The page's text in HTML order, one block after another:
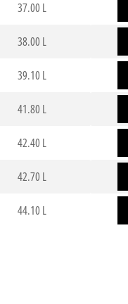
37.00 L
38.00 L
39.10 L
41.80 L
42.40 L
42.70 L
44.10 L